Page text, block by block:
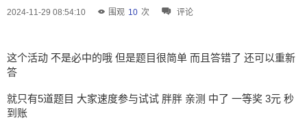
2024-11-29 08:54:10 围观 10 次 评论
这个活动 不是必中的哦 但是题目很简单 而且答错了 还可以重新
答
就只有5道题目 大家速度参与试试 胖胖 亲测 中了 一等奖 3元 秒
到账